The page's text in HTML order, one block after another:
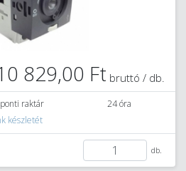
829,00 Ft bruttó / db.
raktár
24 óra
készletét
db.